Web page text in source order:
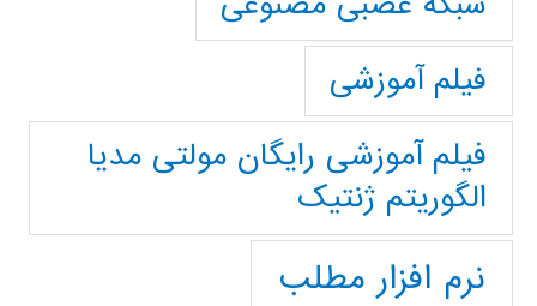
فیلم آموزشی
فیلم آموزشی رایگان مولتی مدیا
الگوریتم ژنتیک
نرم افزار مطلب